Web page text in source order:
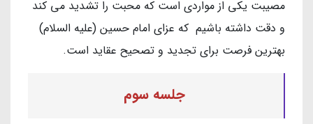
مصیبت یکی از مواردی است که محبت را تشدید می کند
و دقت داشته باشیم که عزای امام حسین (علیه السلام)
بهترین فرصت برای تجدید و تصحیح عقاید است.
جلسه سوم